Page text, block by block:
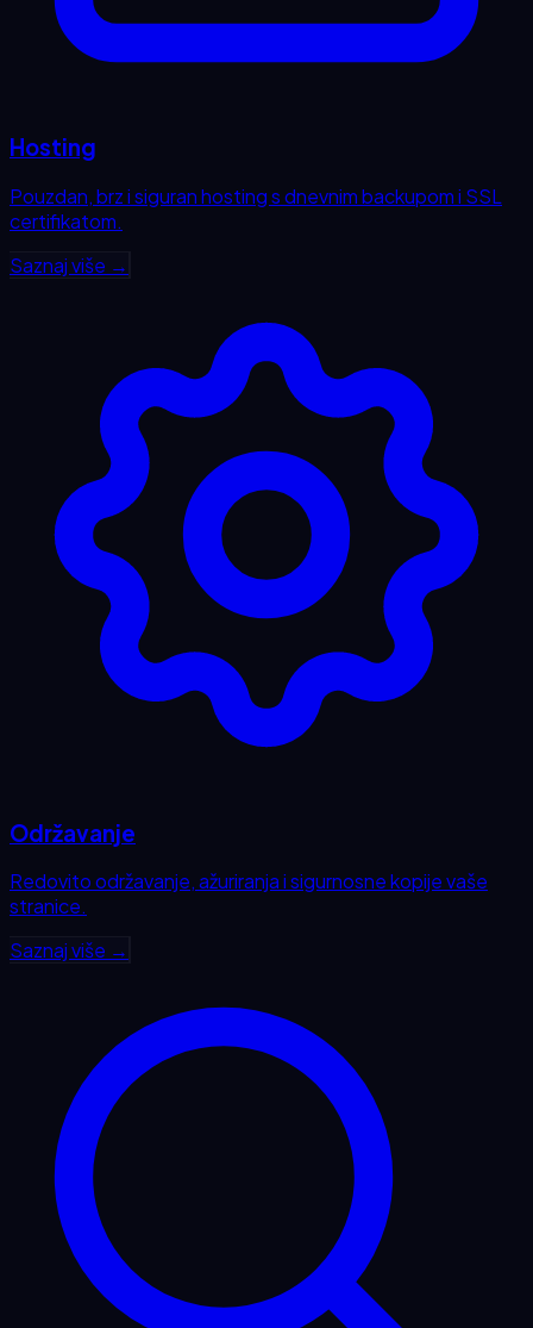
Hosting
Pouzdan, brz i siguran hosting s dnevnim backupom i SSL
certifikatom.
Saznaj više →
Održavanje
Redovito održavanje, ažuriranja i sigurnosne kopije vaše
stranice.
Saznaj više →